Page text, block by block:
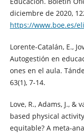
diciembre de 2020,
https://www.boe.es/
Lorente-Catalán, E.,
Autogestión en
ones en el aula.
63(1), 7-14.
Love, R., Adams, J., &
based physical
equitable? A meta-